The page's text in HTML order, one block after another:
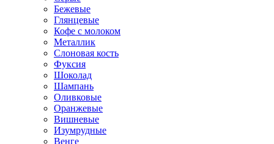
Бежевые
Глянцевые
Кофе с молоком
Металлик
Слоновая кость
Фуксия
Шоколад
Шампань
Оливковые
Оранжевые
Вишневые
Изумрудные
Венге